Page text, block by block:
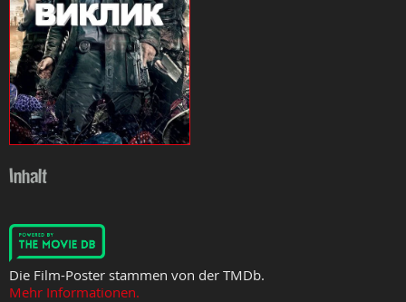
Inhalt
Die Film-Poster stammen von der TMDb.
Mehr Informationen.